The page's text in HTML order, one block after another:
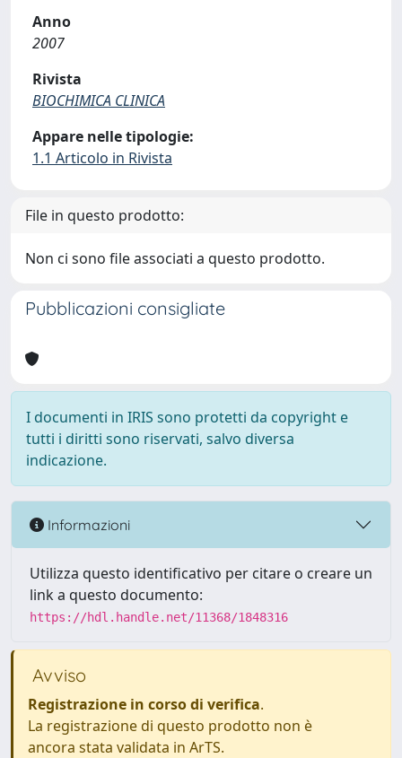
Anno
2007
Rivista
BIOCHIMICA CLINICA
Appare nelle tipologie:
1.1 Articolo in Rivista
File in questo prodotto:
Non ci sono file associati a questo prodotto.
Pubblicazioni consigliate
I documenti in IRIS sono protetti da copyright e
tutti i diritti sono riservati, salvo diversa
indicazione.
Informazioni
Utilizza questo identificativo per citare o creare un
link a questo documento:
https://hdl.handle.net/11368/1848316
Avviso
Registrazione in corso di verifica.
La registrazione di questo prodotto non è
ancora stata validata in ArTS.